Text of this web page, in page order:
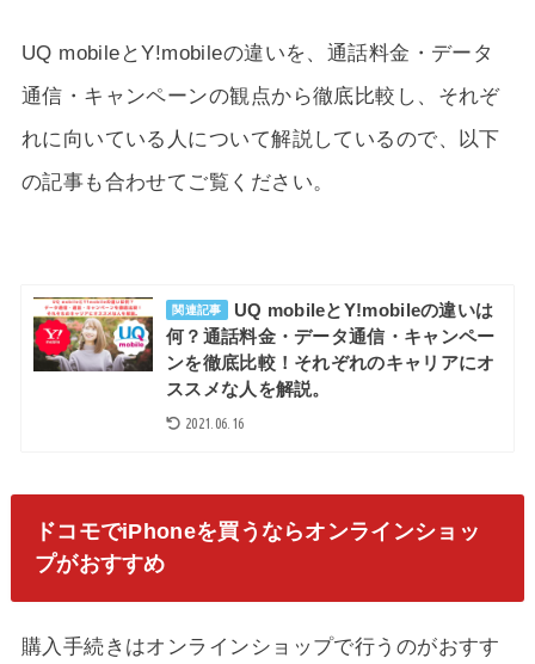
UQ mobileとY!mobileの違いを、通話料金・データ
通信・キャンペーンの観点から徹底比較し、それぞ
れに向いている人について解説しているので、以下
の記事も合わせてご覧ください。
関連記事
UQ mobileとY!mobileの違いは
何？通話料金・データ通信・キャンペー
ンを徹底比較！それぞれのキャリアにオ
ススメな人を解説。
2021.06.16
ドコモでiPhoneを買うならオンラインショッ
プがおすすめ
購入手続きはオンラインショップで行うのがおすす